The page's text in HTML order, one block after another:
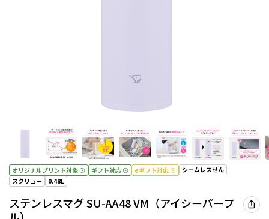
オリジナルプリント対象 ギフト対応 eギフト対応
シームレスせん
スクリュー
0.48L
ステンレスマグ SU-AA48 VM（アイシーパープ